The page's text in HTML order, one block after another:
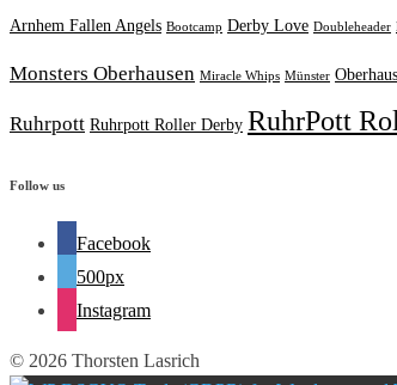
Arnhem Fallen Angels Bootcamp Derby Love Doubleheader
Monsters Oberhausen Miracle Whips Münster
Ruhrpott Ruhrpott Roller Derby RuhrPott
Follow us
Facebook
500px
Instagram
© 2026 Thorsten Lasrich